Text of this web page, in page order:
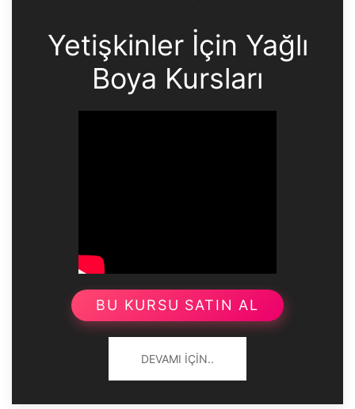
Yetişkinler İçin Yağlı
Boya Kursları
BU KURSU SATIN AL
DEVAMI İÇIN..